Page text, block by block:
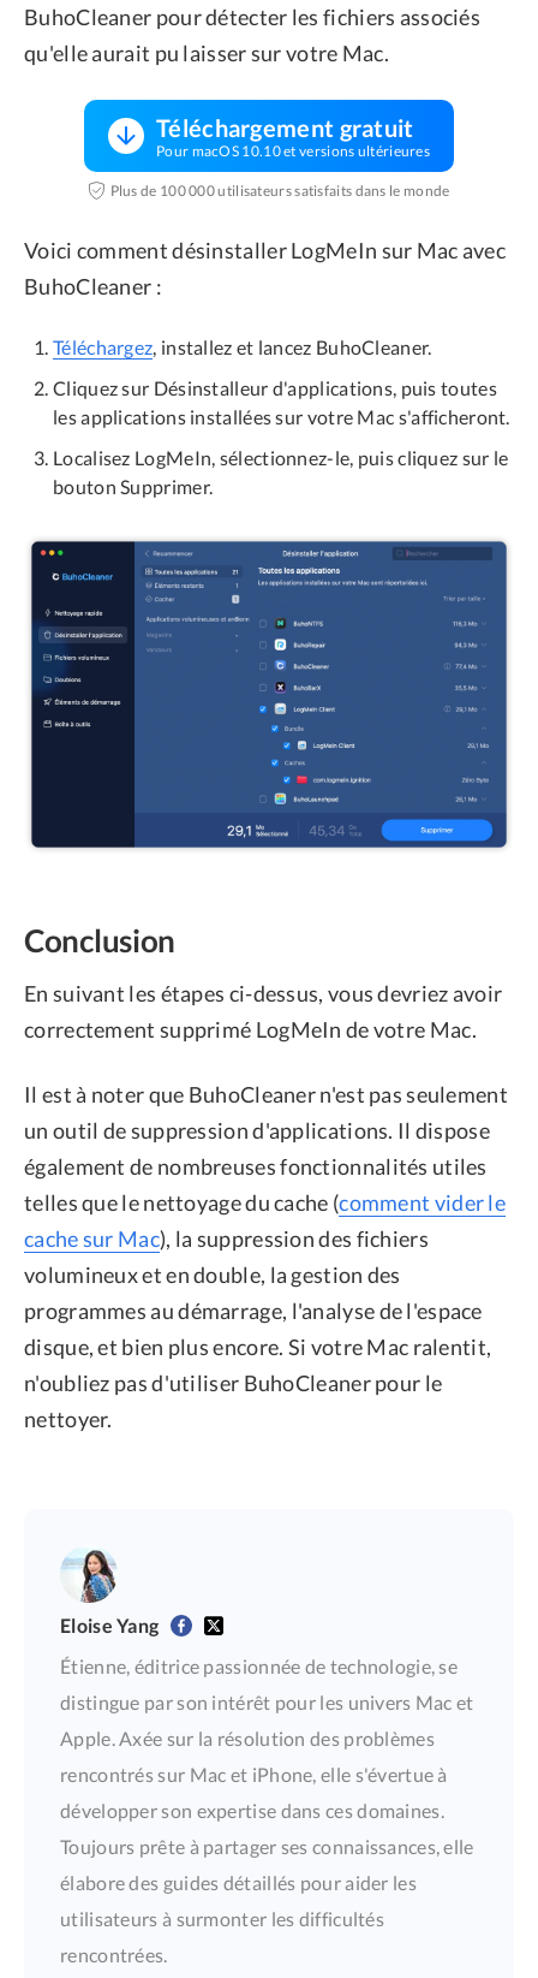
BuhoCleaner pour détecter les fichiers associés
qu'elle aurait pu laisser sur votre Mac.
Téléchargement gratuit
Pour macOS 10.10 et versions ultérieures
Plus de 100 000 utilisateurs satisfaits dans le monde
Voici comment désinstaller LogMeIn sur Mac avec
BuhoCleaner :
Téléchargez, installez et lancez BuhoCleaner.
Cliquez sur Désinstalleur d'applications, puis toutes
les applications installées sur votre Mac s'afficheront.
Localisez LogMeIn, sélectionnez-le, puis cliquez sur le
bouton Supprimer.
Conclusion
En suivant les étapes ci-dessus, vous devriez avoir
correctement supprimé LogMeIn de votre Mac.
Il est à noter que BuhoCleaner n'est pas seulement
un outil de suppression d'applications. Il dispose
également de nombreuses fonctionnalités utiles
telles que le nettoyage du cache (comment vider le
cache sur Mac), la suppression des fichiers
volumineux et en double, la gestion des
programmes au démarrage, l'analyse de l'espace
disque, et bien plus encore. Si votre Mac ralentit,
n'oubliez pas d'utiliser BuhoCleaner pour le
nettoyer.
Eloise Yang
Étienne, éditrice passionnée de technologie, se
distingue par son intérêt pour les univers Mac et
Apple. Axée sur la résolution des problèmes
rencontrés sur Mac et iPhone, elle s'évertue à
développer son expertise dans ces domaines.
Toujours prête à partager ses connaissances, elle
élabore des guides détaillés pour aider les
utilisateurs à surmonter les difficultés
rencontrées.